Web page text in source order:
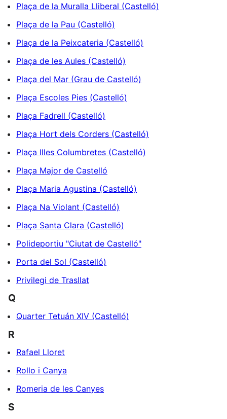
Plaça de la Muralla Lliberal (Castelló)
Plaça de la Pau (Castelló)
Plaça de la Peixcateria (Castelló)
Plaça de les Aules (Castelló)
Plaça del Mar (Grau de Castelló)
Plaça Escoles Pies (Castelló)
Plaça Fadrell (Castelló)
Plaça Hort dels Corders (Castelló)
Plaça Illes Columbretes (Castelló)
Plaça Major de Castelló
Plaça Maria Agustina (Castelló)
Plaça Na Violant (Castelló)
Plaça Santa Clara (Castelló)
Polideportiu "Ciutat de Castelló"
Porta del Sol (Castelló)
Privilegi de Trasllat
Q
Quarter Tetuán XIV (Castelló)
R
Rafael Lloret
Rollo i Canya
Romeria de les Canyes
S